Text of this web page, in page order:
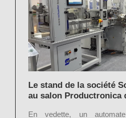
Le stand de la société
au salon Productronica
En vedette, un